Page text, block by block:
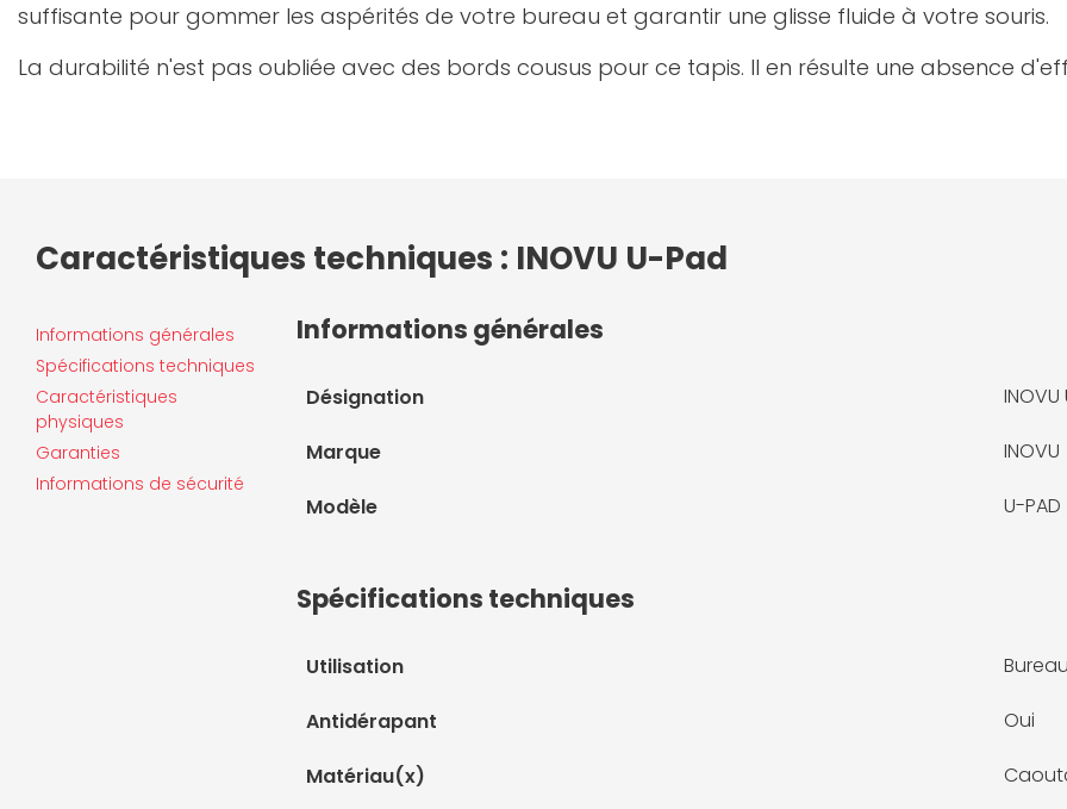
suffisante pour gommer les aspérités de votre bureau et garantir une glisse fluide à votre souris.
La durabilité n'est pas oubliée avec des bords cousus pour ce tapis. Il en résulte une absence
Caractéristiques techniques : INOVU U-Pad
Informations générales
Spécifications techniques
Caractéristiques
physiques
Garanties
Informations de sécurité
Informations générales
Désignation
Marque INOVU
Modèle U-PAD
Spécifications techniques
Utilisation
Antidérapant Oui
Matériau(x)